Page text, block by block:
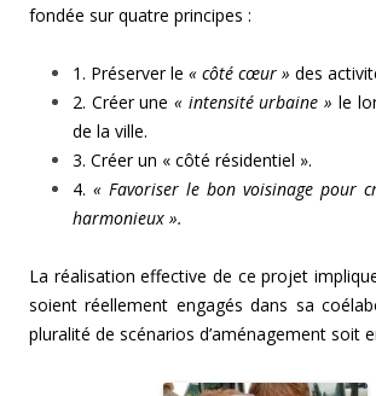
fondée sur quatre principes :
1. Préserver le « côté cœur » des
2. Créer une« intensité urbaine » le
de la ville.
3. Créer un « côté résidentiel ».
4. « Favoriser le bon voisinage pour
harmonieux ».
La réalisation effective de ce projet
soient réellement engagés dans sa
pluralité de scénarios d’aménagement soit